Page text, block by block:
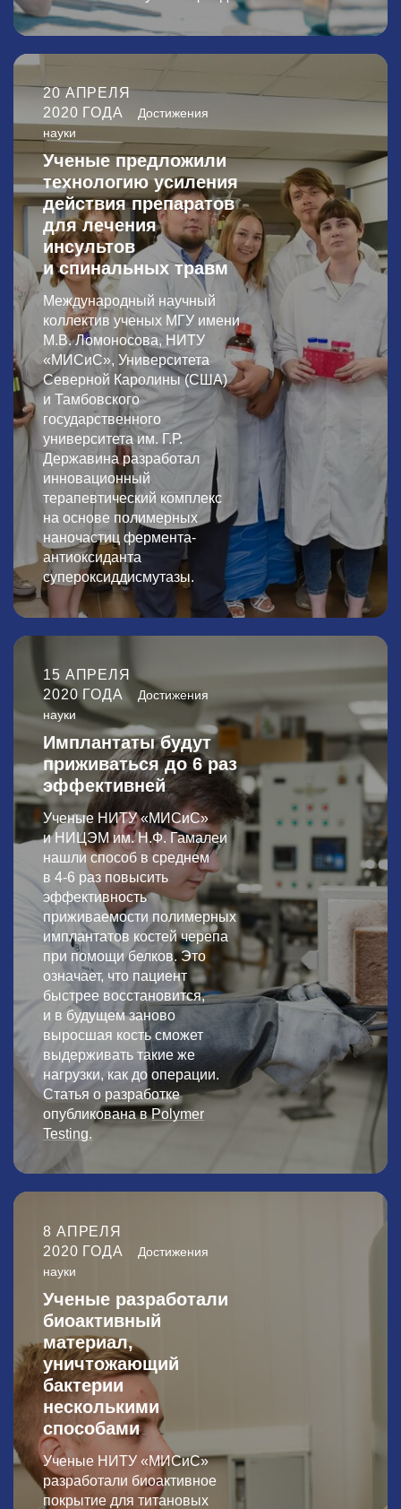
20 АПРЕЛЯ
2020 ГОДА
Достижения
науки
Ученые предложили
технологию усиления
действия препаратов
для лечения
инсультов
и спинальных травм
Международный научный
коллектив ученых МГУ имени
М.В. Ломоносова, НИТУ
«МИСиС», Университета
Северной Каролины (США)
и Тамбовского
государственного
университета им. Г.Р.
Державина разработал
инновационный
терапевтический комплекс
на основе полимерных
наночастиц фермента-
антиоксиданта
супероксиддисмутазы.
15 АПРЕЛЯ
2020 ГОДА
Достижения
науки
Имплантаты будут
приживаться до 6 раз
эффективней
Ученые НИТУ «МИСиС»
и НИЦЭМ им. Н.Ф. Гамалеи
нашли способ в среднем
в4-6 раз повысить
эффективность
приживаемости полимерных
имплантатов костей черепа
при помощи белков. Это
означает, что пациент
быстрее восстановится,
и в будущем заново
выросшая кость сможет
выдерживать такие же
нагрузки, как до операции.
Статья о разработке
опубликована вPolymer
Testing.
8 АПРЕЛЯ
2020 ГОДА
Достижения
науки
Ученые разработали
биоактивный
материал,
уничтожающий
бактерии
несколькими
способами
Ученые НИТУ «МИСиС»
разработали биоактивное
покрытие для титановых